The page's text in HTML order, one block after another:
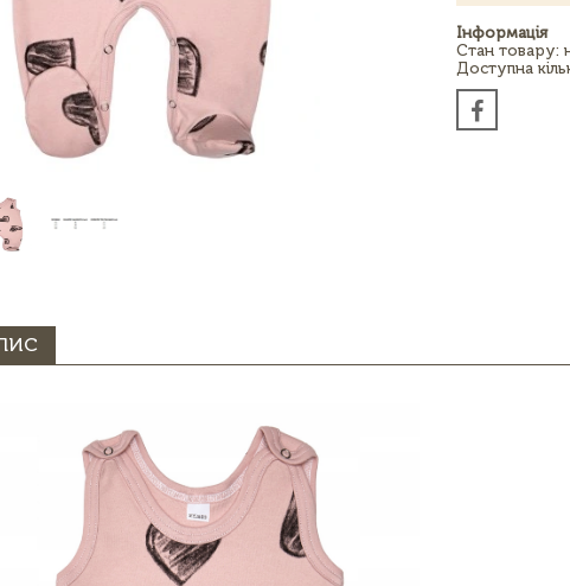
Інформація
Стан товару:
Доступна